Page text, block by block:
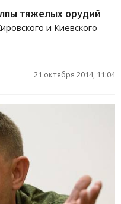
тяжелых орудий
и Киевского
21 октября 2014, 11:04